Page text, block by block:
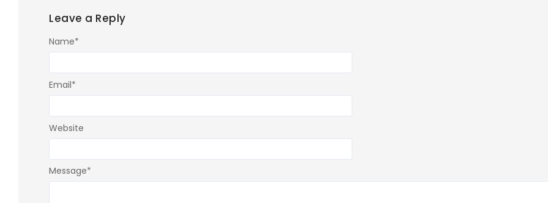
Leave a Reply
Message*
Name*
Email*
Website